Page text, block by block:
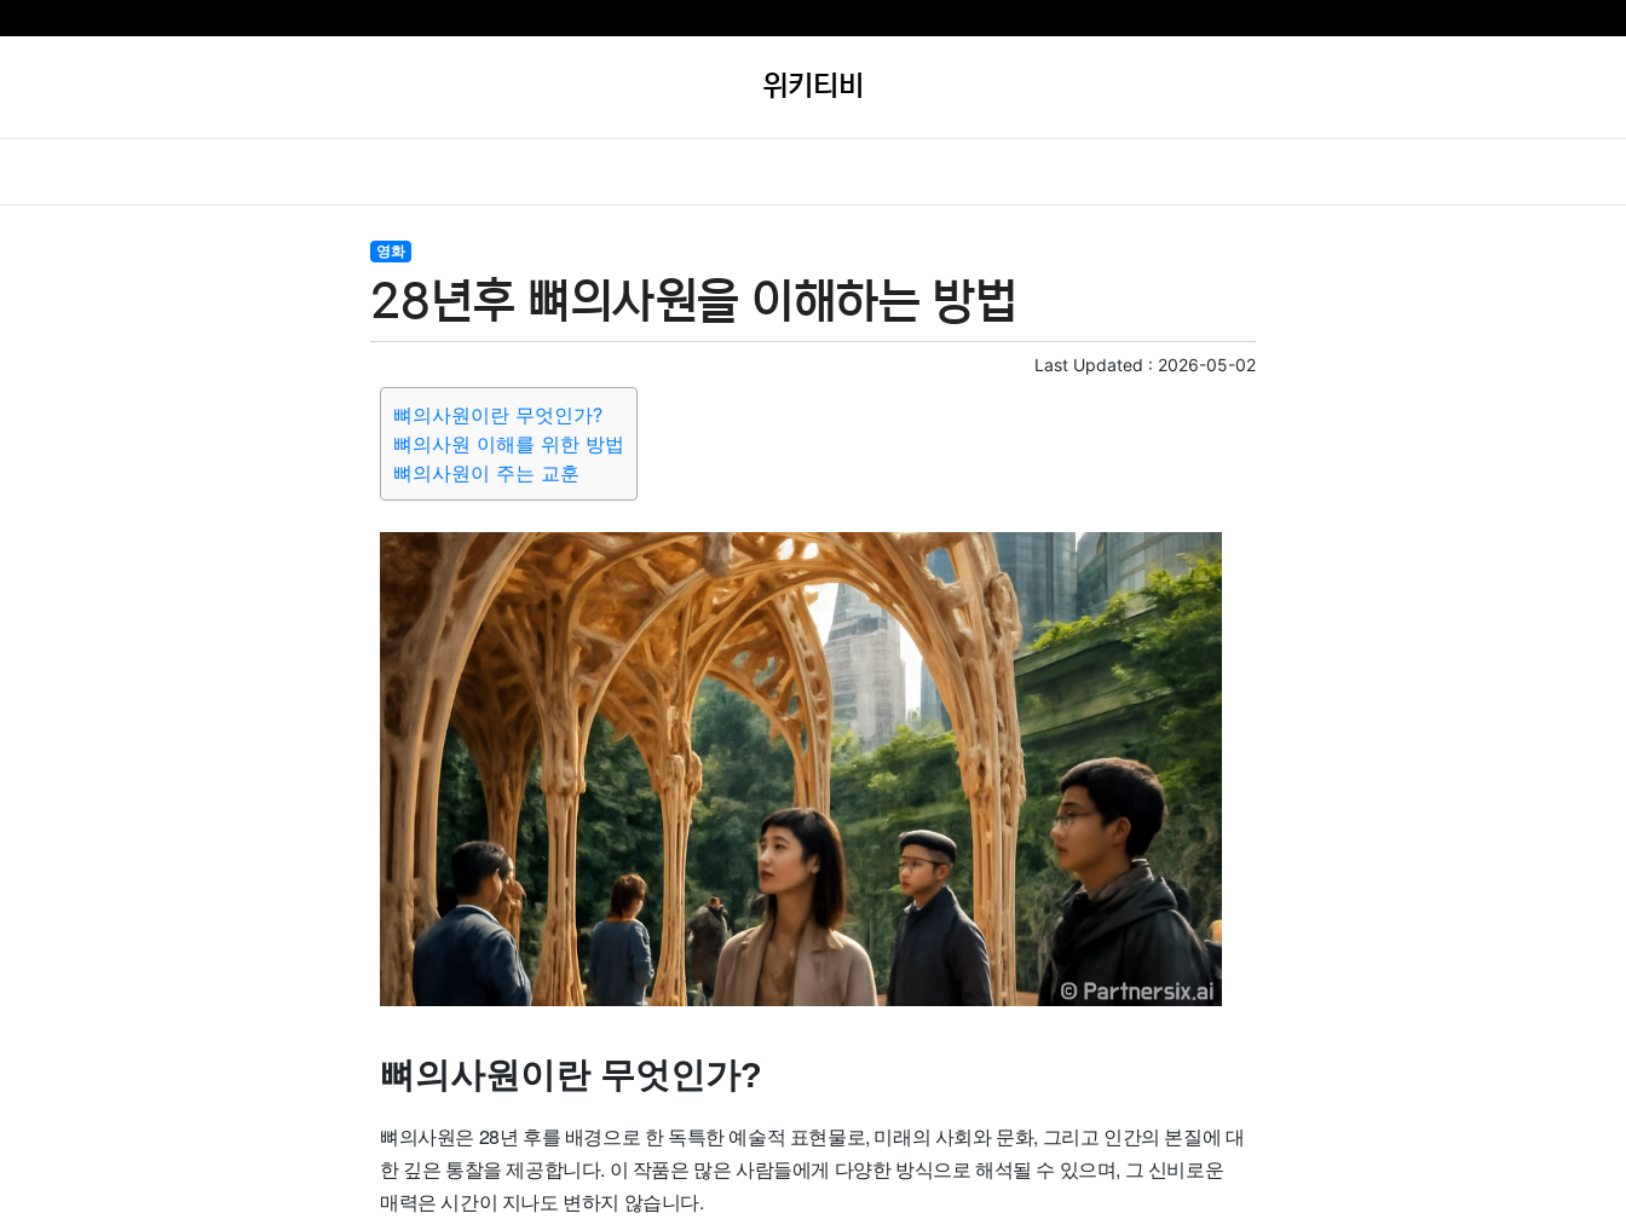
위키티비
영화
28년후 뼈의사원을 이해하는 방법
Last Updated : 2026-05-02
뼈의사원이란 무엇인가?
뼈의사원 이해를 위한 방법
뼈의사원이 주는 교훈
뼈의사원이란 무엇인가?
뼈의사원은 28년 후를 배경으로 한 독특한 예술적 표현물로, 미래의 사회와 문화, 그리고 인간의 본질에 대
한 깊은 통찰을 제공합니다. 이 작품은 많은 사람들에게 다양한 방식으로 해석될 수 있으며, 그 신비로운
매력은 시간이 지나도 변하지 않습니다.